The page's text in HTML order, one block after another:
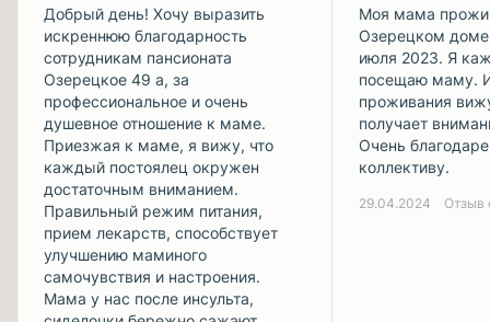
Добрый день! Хочу выразить
искреннюю благодарность
сотрудникам пансионата
Озерецкое 49 а, за
профессиональное и очень
душевное отношение к маме.
Приезжая к маме, я вижу, что
каждый постоялец окружен
достаточным вниманием.
Правильный режим питания,
прием лекарств, способствует
улучшению маминого
самочувствия и настроения.
Мама у нас после инсульта,
Моя мама
Озерецком
июля 2023. Я
посещаю маму.
проживания
получает
Очень
коллективу.
29.04.2024